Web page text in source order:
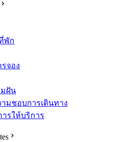
พัก
จอง
มฝัน
มชอบการเดินทาง
รให้บริการ